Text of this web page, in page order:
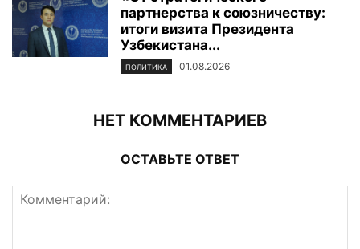
партнерства к союзничеству:
итоги визита Президента
Узбекистана...
ПОЛИТИКА 01.08.2026
НЕТ КОММЕНТАРИЕВ
ОСТАВЬТЕ ОТВЕТ